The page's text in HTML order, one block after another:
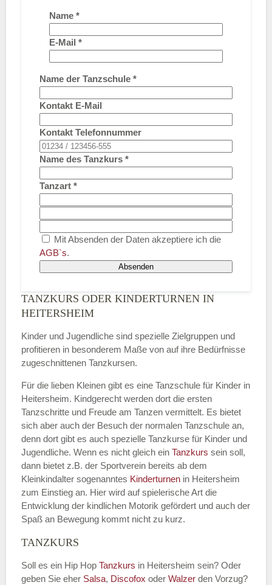
Name *
E-Mail *
Name der Tanzschule *
Kontakt E-Mail
Kontakt Telefonnummer
Name des Tanzkurs *
Tanzart *
Mit Absenden der Daten akzeptiere ich die
AGB`s.
Absenden
TANZKURS ODER KINDERTURNEN IN
HEITERSHEIM
Kinder und Jugendliche sind spezielle Zielgruppen und
profitieren in besonderem Maße von auf ihre Bedürfnisse
zugeschnittenen Tanzkursen.
Für die lieben Kleinen gibt es eine Tanzschule für Kinder in
Heitersheim. Kindgerecht werden dort die ersten
Tanzschritte und Freude am Tanzen vermittelt. Es bietet
sich aber auch der Besuch der normalen Tanzschule an,
denn dort gibt es auch spezielle Tanzkurse für Kinder und
Jugendliche. Wenn es nicht gleich ein Tanzkurs sein soll,
dann bietet z.B. der Sportverein bereits ab dem
Kleinkindalter sogenanntes Kinderturnen in Heitersheim
zum Einstieg an. Hier wird auf spielerische Art die
Entwicklung der kindlichen Motorik gefördert und auch der
Spaß an Bewegung kommt nicht zu kurz.
TANZKURS
Soll es ein Hip Hop Tanzkurs in Heitersheim sein? Oder
geben Sie eher Salsa, Discofox oder Walzer den Vorzug?